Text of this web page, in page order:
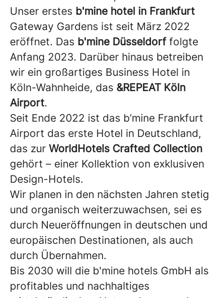
Unser erstes b'mine hotel in Frankfurt
Gateway Gardens ist seit März 2022
eröffnet. Das b'mine Düsseldorf folgte
Anfang 2023. Darüber hinaus betreiben
wir ein großartiges Business Hotel in
Köln-Wahnheide, das &REPEAT Köln
Airport.
Seit Ende 2022 ist das b’mine Frankfurt
Airport das erste Hotel in Deutschland,
das zur WorldHotels Crafted Collection
gehört – einer Kollektion von exklusiven
Design-Hotels.
Wir planen in den nächsten Jahren stetig
und organisch weiterzuwachsen, sei es
durch Neueröffnungen in deutschen und
europäischen Destinationen, als auch
durch Übernahmen.
Bis 2030 will die b'mine hotels GmbH als
profitables und nachhaltiges